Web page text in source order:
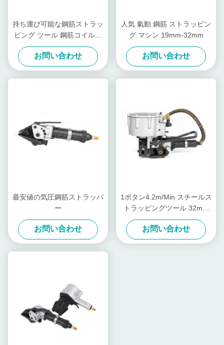
持ち運び可能な鋼筋ストラッ
ピング ツール 鋼筋コイルを
バンドリング 操作が簡単
お問い合わせ
人気 氣動 鋼筋 ストラッピン
グ マシン 19mm-32mm
お問い合わせ
最安値の気圧鋼筋ストラッパ
ー
お問い合わせ
1ボタン4.2m/Min スチールス
トラッピングツール 32mm
バンド パネウマティック ス
チールストラッピングマシン
お問い合わせ